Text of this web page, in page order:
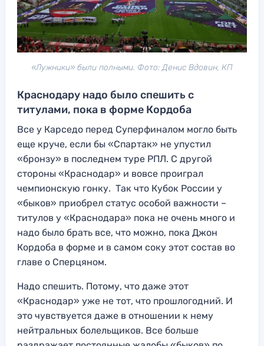
«Лужники» были полными. Фото: Денис Вдовин, КП
Краснодару надо было спешить с
титулами, пока в форме Кордоба
Все у Карседо перед Суперфиналом могло быть
еще круче, если бы «Спартак» не упустил
«бронзу» в последнем туре РПЛ. С другой
стороны «Краснодар» и вовсе проиграл
чемпионскую гонку. Так что Кубок России у
«быков» приобрел статус особой важности –
титулов у «Краснодара» пока не очень много и
надо было брать все, что можно, пока Джон
Кордоба в форме и в самом соку этот состав во
главе о Сперцяном.
Надо спешить. Потому, что даже этот
«Краснодар» уже не тот, что прошлогодний. И
это чувствуется даже в отношении к нему
нейтральных болельщиков. Все больше